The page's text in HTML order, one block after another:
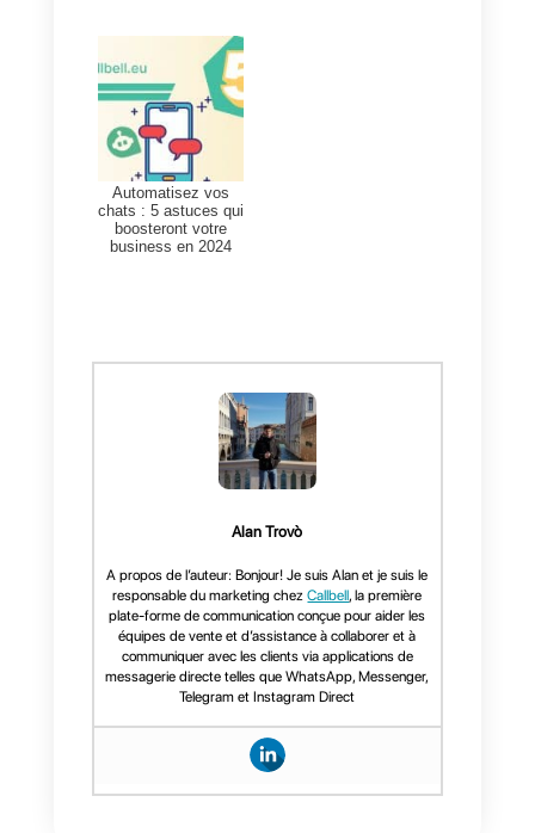
Changer votre stratégie de
service à la clientèle en une
stratégie proactive est très
bénéfique pour votre entreprise. Il
volume élevé de demandes de
renseignements que vous
recevez quotidiennement. C’est
nombreuses fonctionnalités
spéciales pour les équipes de
vente et de support et rend votre
stratégie de service client
proactive plus efficace.